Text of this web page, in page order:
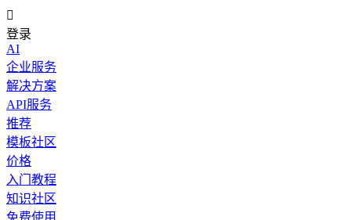

登录
AI
企业服务
解决方案
API服务
推荐
模板社区
价格
入门教程
知识社区
免费使用